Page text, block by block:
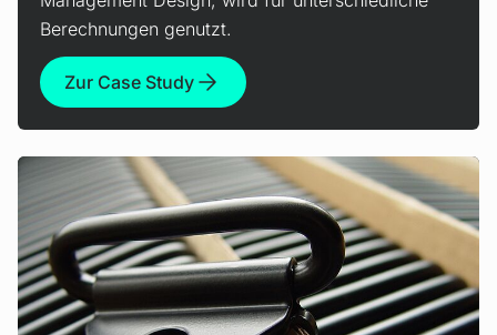
Berechnungen genutzt.
Zur Case Study